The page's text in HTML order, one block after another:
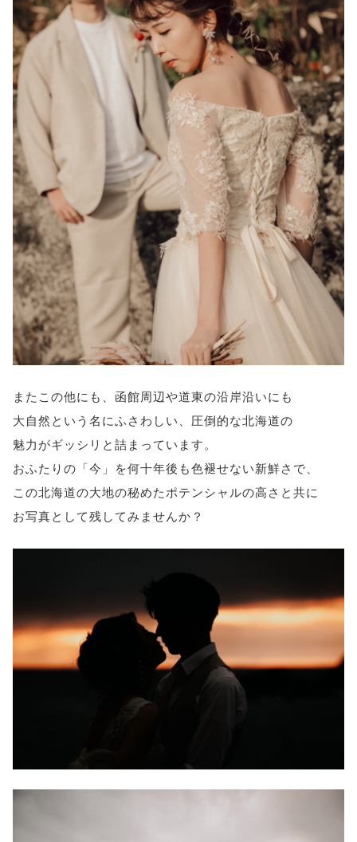
またこの他にも、函館周辺や道東の沿岸沿いにも
大自然という名にふさわしい、圧倒的な北海道の
魅力がギッシリと詰まっています。
おふたりの「今」を何十年後も色褪せない新鮮さで、
この北海道の大地の秘めたポテンシャルの高さと共に
お写真として残してみませんか？